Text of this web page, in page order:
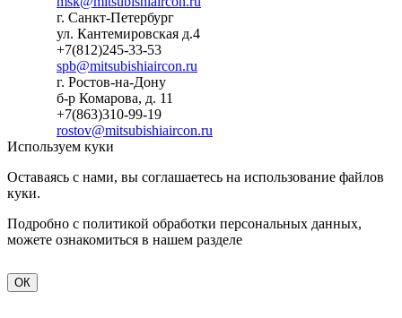
г. Санкт-Петербург
ул. Кантемировская д.4
+7(812)245-33-53
spb@mitsubishiaircon.ru
г. Ростов-на-Дону
б-р Комарова, д. 11
+7(863)310-99-19
rostov@mitsubishiaircon.ru
Используем куки
Оставаясь с нами, вы соглашаетесь на использование файлов
куки.
Подробно с политикой обработки персональных данных,
можете ознакомиться в нашем разделе
ОК